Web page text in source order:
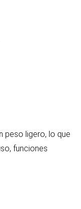
peso ligero, lo que
funciones